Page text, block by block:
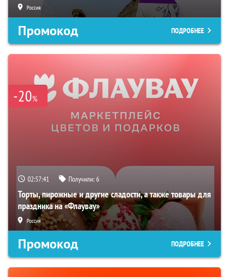
Россия
Промокод ПОДРОБНЕЕ
-20%
02:57:40 Получили:6
Торты, пирожные и другие сладости, а также товары для
праздника на «Флаувау»
Россия
Промокод ПОДРОБНЕЕ